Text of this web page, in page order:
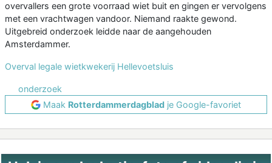
overvallers een grote voorraad wiet buit en gingen er vervolgens
met een vrachtwagen vandoor. Niemand raakte gewond.
Uitgebreid onderzoek leidde naar de aangehouden
Amsterdammer.
Overval legale wietkwekerij Hellevoetsluis
onderzoek
Maak Rotterdammerdagblad je Google-favoriet